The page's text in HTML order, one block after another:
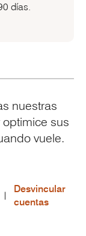
días.
nuestras
optimice sus
vuele.
Desvincular
cuentas